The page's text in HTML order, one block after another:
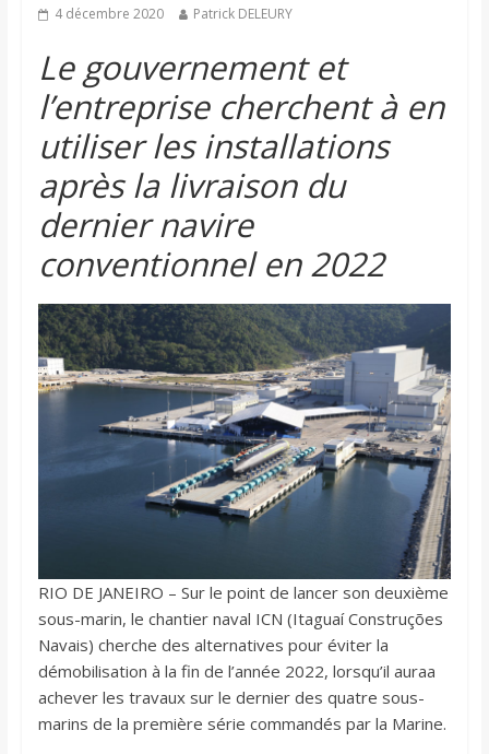
4 décembre 2020 Patrick DELEURY
Le gouvernement et
l’entreprise cherchent à en
utiliser les installations
après la livraison du
dernier navire
conventionnel en 2022
RIO DE JANEIRO – Sur le point de lancer son deuxième
sous-marin, le chantier naval ICN (Itaguaí Construções
Navais) cherche des alternatives pour éviter la
démobilisation à la fin de l’année 2022, lorsqu’il auraa
achever les travaux sur le dernier des quatre sous-
marins de la première série commandés par la Marine.